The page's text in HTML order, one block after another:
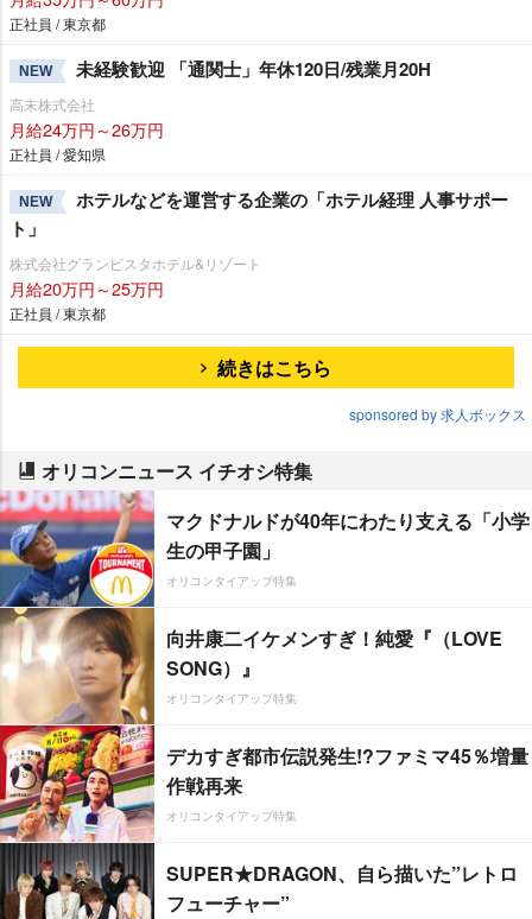
正社員 / 東京都
NEW 未経験歓迎 「通関士」年休120日/残業月20H
高末株式会社
月給24万円～26万円
正社員 / 愛知県
NEW
ホテルなどを運営する企業の「ホテル経理 人事サポー
ト」
株式会社グランビスタホテル&リゾート
月給20万円～25万円
正社員 / 東京都
続きはこちら
sponsored by 求人ボックス
オリコンニュース イチオシ特集
マクドナルドが40年にわたり支える「小学
生の甲子園」
オリコンタイアップ特集
向井康二イケメンすぎ！純愛『（LOVE
SONG）』
オリコンタイアップ特集
デカすぎ都市伝説発生!?ファミマ45％増量
作戦再来
オリコンタイアップ特集
SUPER★DRAGON、自ら描いた”レトロ
フューチャー”